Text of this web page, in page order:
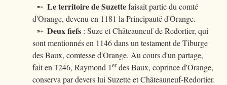
➵ Le territoire de Suzettefaisait partie du comté
d'Orange, devenu en 1181 la Principauté d'Orange.
➵ Deux fiefs : Suze et Châteauneuf de Redortier, qui
sont mentionnés en 1146 dans un testament de Tiburge
des Baux, comtesse d'Orange. Au cours d'un partage,
fait en 1246, Raymond 1er des Baux, coprince d'Orange,
conserva par devers lui Suzette et Châteauneuf-Redortier.